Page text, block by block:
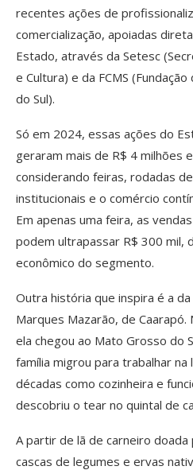
recentes ações de
comercialização, apoiadas
Estado, através da Setesc
e Cultura) e da FCMS
do Sul).
Só em 2024, essas ações do
geraram mais de R$ 4 milhões
considerando feiras, rodadas
institucionais e o comércio
Em apenas uma feira, as
podem ultrapassar R$ 300 mil,
econômico do segmento.
Outra história que inspira é a
Marques Mazarão, de Caarapó.
ela chegou ao Mato Grosso do
família migrou para trabalhar
décadas como cozinheira e
descobriu o tear no quintal de
A partir de lã de carneiro
cascas de legumes e ervas